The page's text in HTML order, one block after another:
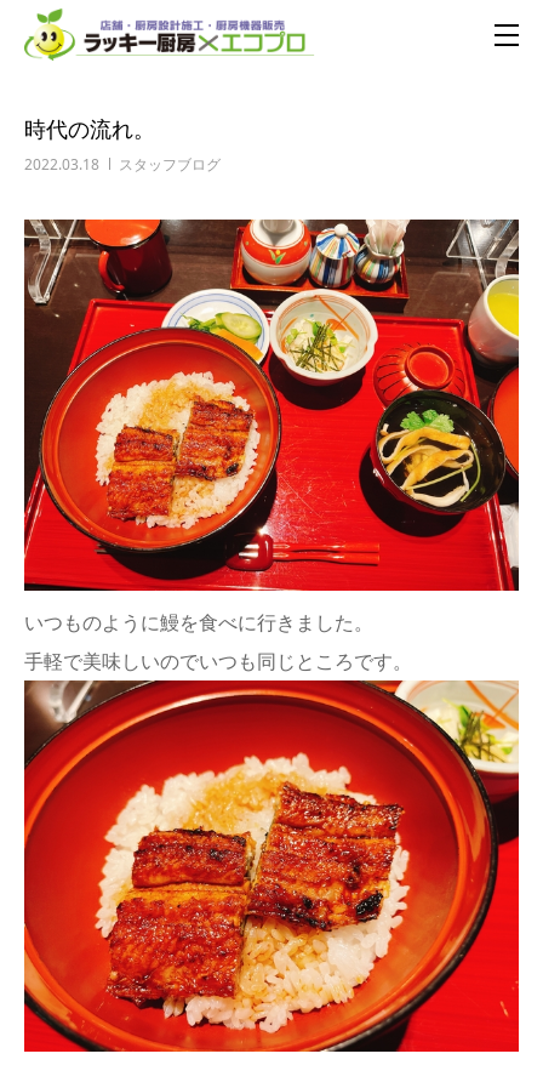
時代の流れ。
2022.03.18 スタッフブログ
いつものように鰻を食べに行きました。
手軽で美味しいのでいつも同じところです。